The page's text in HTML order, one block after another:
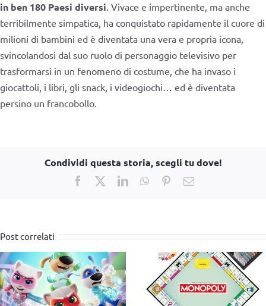
in ben 180 Paesi diversi. Vivace e impertinente, ma anche
terribilmente simpatica, ha conquistato rapidamente il cuore di
milioni di bambini ed è diventata una vera e propria icona,
svincolandosi dal suo ruolo di personaggio televisivo per
trasformarsi in un fenomeno di costume, che ha invaso i
giocattoli, i libri, gli snack, i videogiochi… ed è diventata
persino un francobollo.
Condividi questa storia, scegli tu dove!
Facebook
X LinkedInWhatsApp
PinterestEmail
Post correlati